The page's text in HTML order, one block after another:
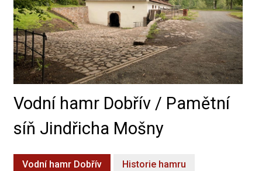
Vodní hamr Dobřív / Pamětní
síň Jindřicha Mošny
Vodní hamr Dobřív Historie hamru